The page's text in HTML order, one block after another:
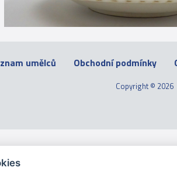
umělců Obchodní podmínky
Copyright © 2026